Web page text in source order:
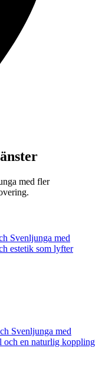
med fler
Svenljunga med
estetik som lyfter
Svenljunga med
och en naturlig koppling